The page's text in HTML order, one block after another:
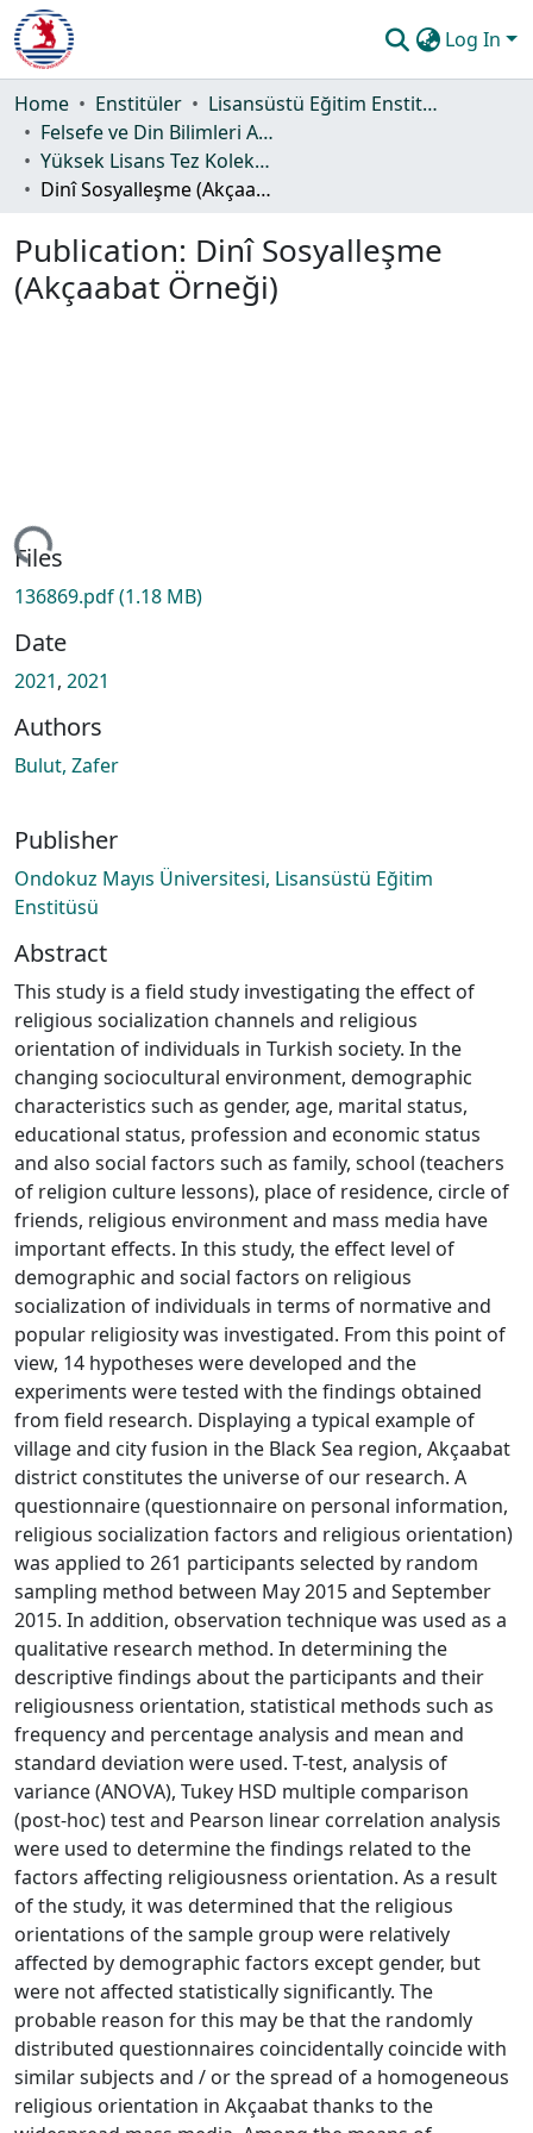
Log In
Communities & Collections
All of DSpace
Statistics
Guide
Home Enstitüler
Lisansüstü Eğitim Enstitüsü
Felsefe ve Din Bilimleri Ana Bilim Dalı
Yüksek Lisans Tez Koleksiyonu
Dinî Sosyalleşme (Akçaabat Örneği)
Publication: Dinî Sosyalleşme
(Akçaabat Örneği)
Files
136869.pdf(1.18 MB)
Date
2021, 2021
Authors
Bulut, Zafer
Publisher
Ondokuz Mayıs Üniversitesi, Lisansüstü Eğitim
Enstitüsü
Abstract
This study is a field study investigating the effect of
religious socialization channels and religious
orientation of individuals in Turkish society. In the
changing sociocultural environment, demographic
characteristics such as gender, age, marital status,
educational status, profession and economic status
and also social factors such as family, school (teachers
of religion culture lessons), place of residence, circle of
friends, religious environment and mass media have
important effects. In this study, the effect level of
demographic and social factors on religious
socialization of individuals in terms of normative and
popular religiosity was investigated. From this point of
view, 14 hypotheses were developed and the
experiments were tested with the findings obtained
from field research. Displaying a typical example of
village and city fusion in the Black Sea region, Akçaabat
district constitutes the universe of our research. A
questionnaire (questionnaire on personal information,
religious socialization factors and religious orientation)
was applied to 261 participants selected by random
sampling method between May 2015 and September
2015. In addition, observation technique was used as a
qualitative research method. In determining the
descriptive findings about the participants and their
religiousness orientation, statistical methods such as
frequency and percentage analysis and mean and
standard deviation were used. T-test, analysis of
variance (ANOVA), Tukey HSD multiple comparison
(post-hoc) test and Pearson linear correlation analysis
were used to determine the findings related to the
factors affecting religiousness orientation. As a result
of the study, it was determined that the religious
orientations of the sample group were relatively
affected by demographic factors except gender, but
were not affected statistically significantly. The
probable reason for this may be that the randomly
distributed questionnaires coincidentally coincide with
similar subjects and / or the spread of a homogeneous
religious orientation in Akçaabat thanks to the